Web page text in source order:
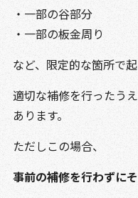
・一部の谷部分
・一部の板金周り
など、限定的な箇所で
適切な補修を行ったう
あります。
ただしこの場合、
事前の補修を行わずに